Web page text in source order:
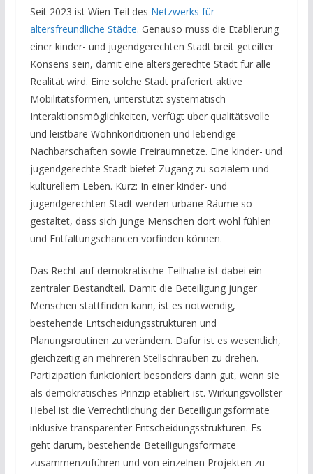
Seit 2023 ist Wien Teil des Netzwerks für
altersfreundliche Städte. Genauso muss die Etablierung
einer kinder- und jugendgerechten Stadt breit geteilter
Konsens sein, damit eine altersgerechte Stadt für alle
Realität wird. Eine solche Stadt präferiert aktive
Mobilitätsformen, unterstützt systematisch
Interaktionsmöglichkeiten, verfügt über qualitätsvolle
und leistbare Wohnkonditionen und lebendige
Nachbarschaften sowie Freiraumnetze. Eine kinder- und
jugendgerechte Stadt bietet Zugang zu sozialem und
kulturellem Leben. Kurz: In einer kinder- und
jugendgerechten Stadt werden urbane Räume so
gestaltet, dass sich junge Menschen dort wohl fühlen
und Entfaltungschancen vorfinden können.
Das Recht auf demokratische Teilhabe ist dabei ein
zentraler Bestandteil. Damit die Beteiligung junger
Menschen stattfinden kann, ist es notwendig,
bestehende Entscheidungsstrukturen und
Planungsroutinen zu verändern. Dafür ist es wesentlich,
gleichzeitig an mehreren Stellschrauben zu drehen.
Partizipation funktioniert besonders dann gut, wenn sie
als demokratisches Prinzip etabliert ist. Wirkungsvollster
Hebel ist die Verrechtlichung der Beteiligungsformate
inklusive transparenter Entscheidungsstrukturen. Es
geht darum, bestehende Beteiligungsformate
zusammenzuführen und von einzelnen Projekten zu